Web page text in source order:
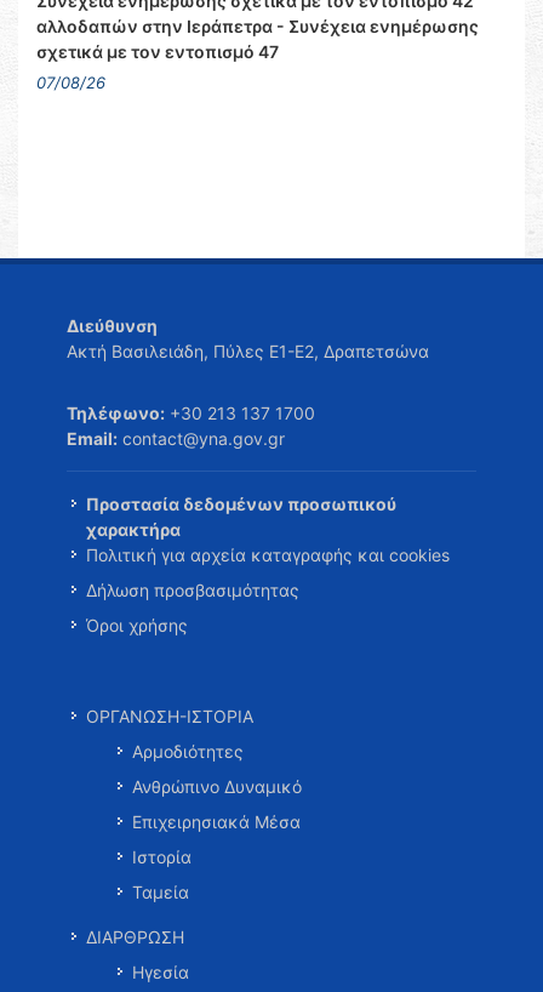
αλλοδαπών στην Ιεράπετρα - Συνέχεια ενημέρωσης
σχετικά με τον εντοπισμό 47
07/08/26
Διεύθυνση
Ακτή Βασιλειάδη, Πύλες Ε1-Ε2, Δραπετσώνα
Τηλέφωνο: +30 213 137 1700
Email: contact@yna.gov.gr
Προστασία δεδομένων προσωπικού
χαρακτήρα
Πολιτική για αρχεία καταγραφής και cookies
Δήλωση προσβασιμότητας
Όροι χρήσης
ΟΡΓΑΝΩΣΗ-ΙΣΤΟΡΙΑ
Αρμοδιότητες
Ανθρώπινο Δυναμικό
Επιχειρησιακά Μέσα
Ιστορία
Ταμεία
ΔΙΑΡΘΡΩΣΗ
Ηγεσία